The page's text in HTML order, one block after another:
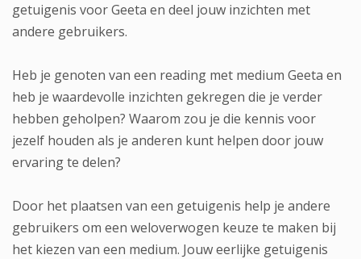
getuigenis voor Geeta en deel jouw inzichten met
andere gebruikers.
Heb je genoten van een reading met medium Geeta en
heb je waardevolle inzichten gekregen die je verder
hebben geholpen? Waarom zou je die kennis voor
jezelf houden als je anderen kunt helpen door jouw
ervaring te delen?
Door het plaatsen van een getuigenis help je andere
gebruikers om een weloverwogen keuze te maken bij
het kiezen van een medium. Jouw eerlijke getuigenis